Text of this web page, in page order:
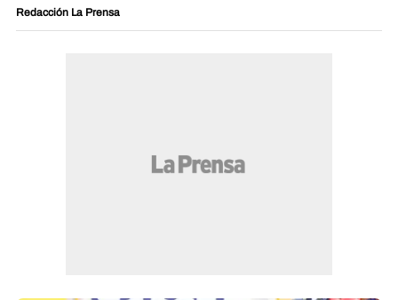
Redacción La Prensa